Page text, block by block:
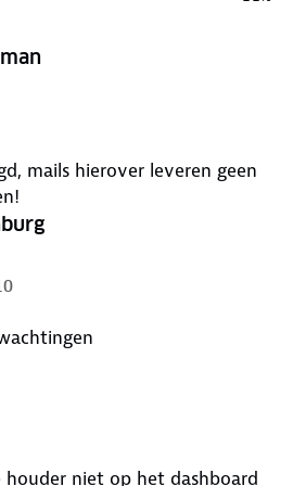
is ontworpen voor
auto. Dankzij de open
mogelijk terwijl je toestel in
auto (model "Beemster")
raam
auto model Beemster
stabiel en
elke autorit.
mails hierover leveren geen
niet op het dashboard